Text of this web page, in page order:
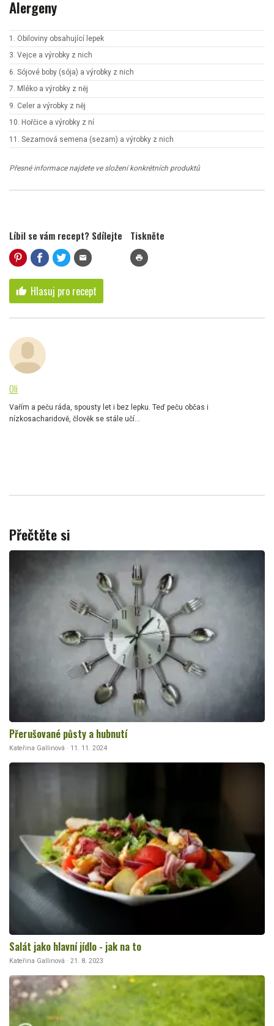
Alergeny
1. Obiloviny obsahující lepek
3. Vejce a výrobky z nich
6. Sójové boby (sója) a výrobky z nich
7. Mléko a výrobky z něj
9. Celer a výrobky z něj
10. Hořčice a výrobky z ní
11. Sezamová semena (sezam) a výrobky z nich
Přesné informace najdete ve složení konkrétních produktů
Líbil se vám recept? Sdílejte
mail
Tiskněte
print
thumb_up Hlasuj pro recept
Oli
Vařím a peču ráda, spousty let i bez lepku. Teď peču občas i
nízkosacharidově, člověk se stále učí...
Přečtěte si
Přerušované půsty a hubnutí
Kateřina Gallinová · 11. 11. 2024
Salát jako hlavní jídlo - jak na to
Kateřina Gallinová · 21. 8. 2023